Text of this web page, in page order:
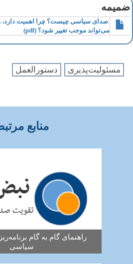
ضمیمه
صدای سیاسی چیست؟ چرا اهمیت دارد،
می‌تواند موجب تغییر شود؟ (pdf)
مسئولیت‌پذیری دستورالعمل
منابع
راهنمای گام به گام
سیاسی